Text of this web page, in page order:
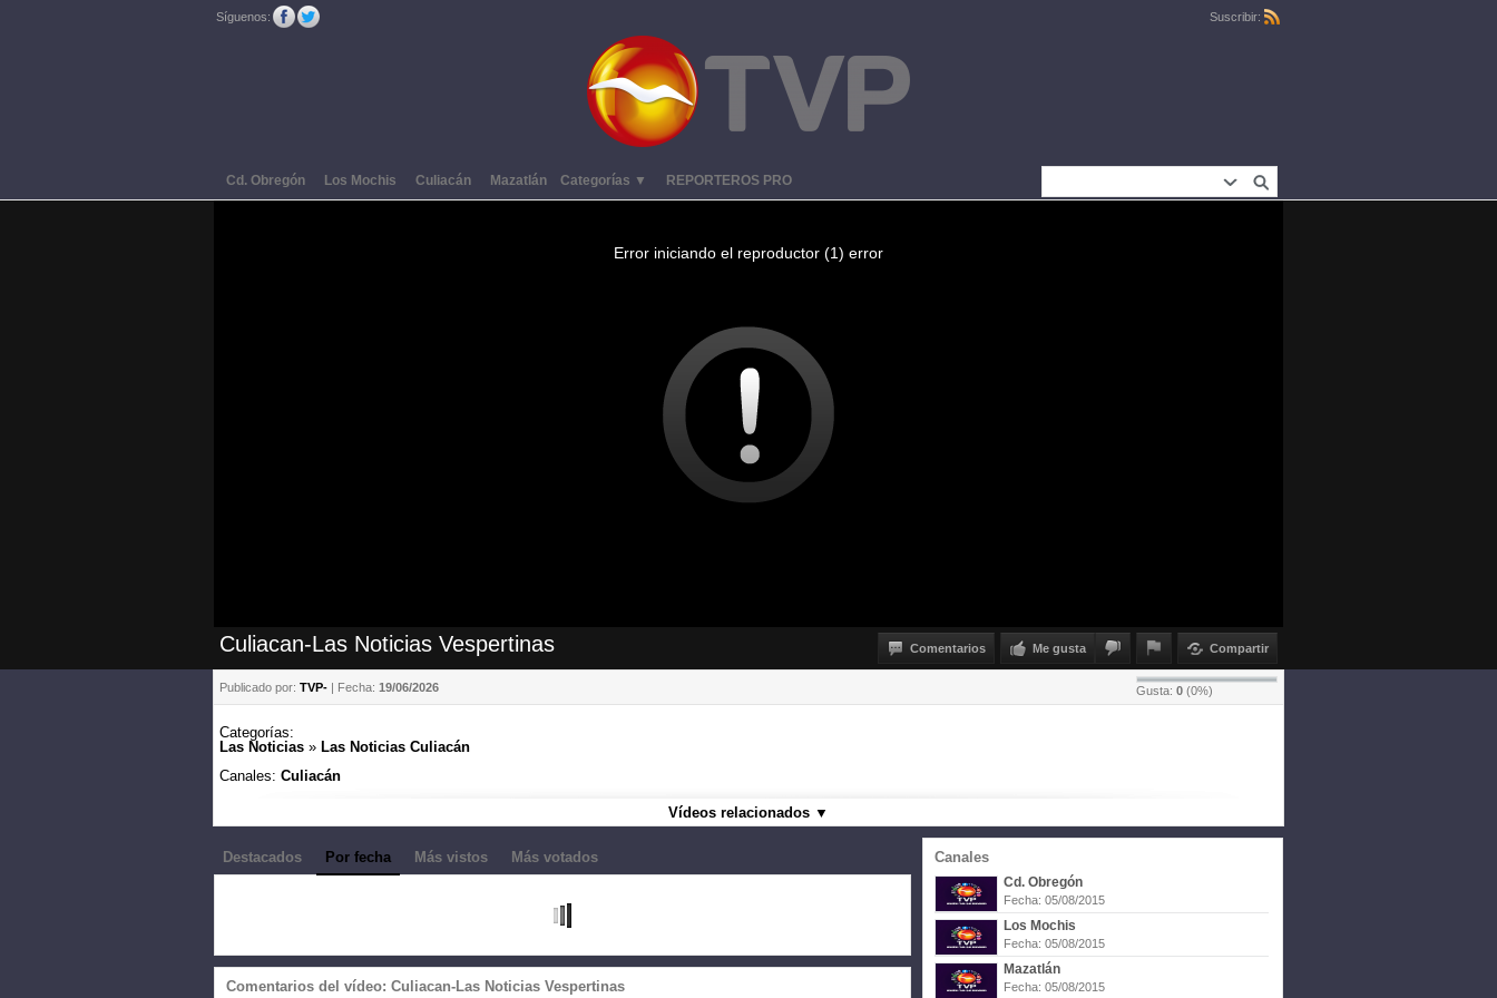
Síguenos: Suscribir:
Cd. Obregón Los Mochis Culiacán Mazatlán Categorías ▼ REPORTEROS PRO
Error iniciando el reproductor (1) error
Comentarios Me gusta Compartir
Culiacan-Las Noticias Vespertinas
Gusta: 0 (0%)
Publicado por: TVP- | Fecha: 19/06/2026
Categorías:
Las Noticias » Las Noticias Culiacán
Canales: Culiacán
Vídeos relacionados ▼
Canales
Cd. Obregón
Fecha: 05/08/2015
Los Mochis
Fecha: 05/08/2015
Mazatlán
Fecha: 05/08/2015
Destacados Por fecha Más vistos Más votados
Comentarios del vídeo: Culiacan-Las Noticias Vespertinas